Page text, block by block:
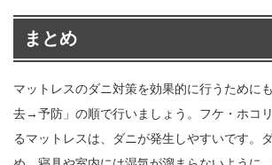
まとめ
マットレスのダニ対策を効果的に行うために
去→予防」の順で行いましょう。フケ・ホコ
るマットレスは、ダニが発生しやすいです。